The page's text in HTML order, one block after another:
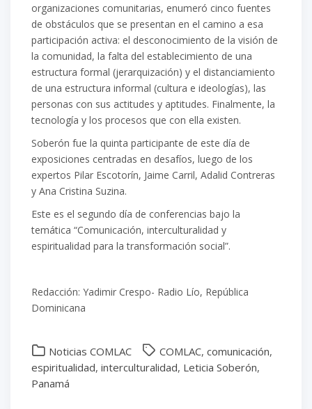
organizaciones comunitarias, enumeró cinco fuentes
de obstáculos que se presentan en el camino a esa
participación activa: el desconocimiento de la visión de
la comunidad, la falta del establecimiento de una
estructura formal (jerarquización) y el distanciamiento
de una estructura informal (cultura e ideologías), las
personas con sus actitudes y aptitudes. Finalmente, la
tecnología y los procesos que con ella existen.
Soberón fue la quinta participante de este día de
exposiciones centradas en desafíos, luego de los
expertos Pilar Escotorín, Jaime Carril, Adalid Contreras
y Ana Cristina Suzina.
Este es el segundo día de conferencias bajo la
temática “Comunicación, interculturalidad y
espiritualidad para la transformación social”.
Redacción: Yadimir Crespo- Radio Lío, República
Dominicana
Noticias COMLAC COMLAC, comunicación,
espiritualidad, interculturalidad, Leticia Soberón,
Panamá